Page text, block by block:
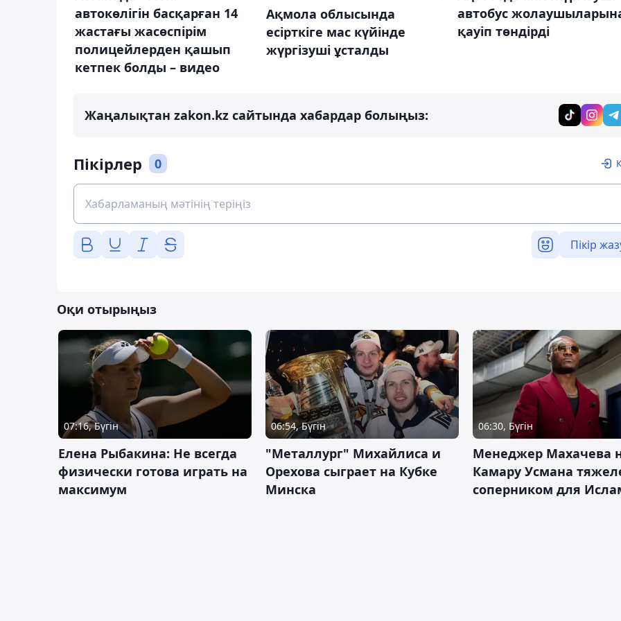
автокөлігін басқарған 14
жастағы жасөспірім
полицейлерден қашып
кетпек болды – видео
Ақмола облысында
есірткіге мас күйінде
жүргізуші ұсталды
автобус
қауіп төндірді
Жаңалықтан zakon.kz сайтында хабардар болыңыз:
Пікірлер 0
Пікір
Оқи отырыңыз
07:16, Бүгін
Елена Рыбакина: Не всегда
физически готова играть на
максимум
06:54, Бүгін
"Металлург" Михайлиса и
Орехова сыграет на Кубке
Минска
06:30, Бүгін
Менеджер Махачева
Камару Усмана
соперником для